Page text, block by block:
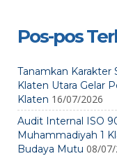
Pos-pos
Tanamkan Karakter
Klaten Utara Gelar
Klaten 16/07/2026
Audit Internal ISO
Muhammadiyah 1
Budaya Mutu 08/